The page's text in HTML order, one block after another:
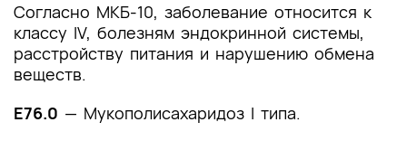
Согласно МКБ-10, заболевание относится к
классу IV, болезням эндокринной системы,
расстройству питания и нарушению обмена
веществ.
E76.0 — Мукополисахаридоз I типа.